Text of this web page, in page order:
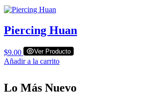
Piercing Huan
$9.00 Ver Producto
Añadir a la carrito
Lo Más Nuevo